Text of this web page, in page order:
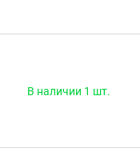
В наличии 1 шт.